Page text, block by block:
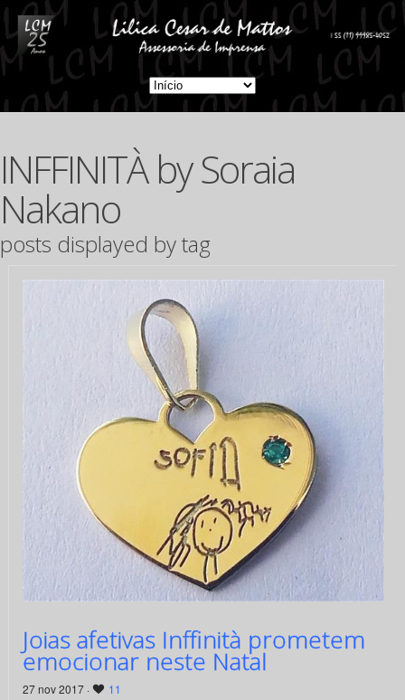
INFFINITÀ by Soraia
Nakano
posts displayed by tag
Joias afetivas Inffinità prometem
emocionar neste Natal
27 nov 2017 · 11